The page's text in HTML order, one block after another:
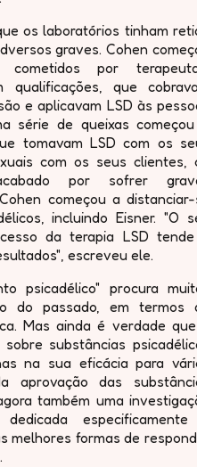
os laboratórios tinham
graves. Cohen
por
qualificações, que
e aplicavam LSD às
série de queixas
tomavam LSD com os
com os seus clientes,
por sofrer
começou a
incluindo Eisner. "O
da terapia LSD
escreveu ele.
psicadélico" procura
do passado, em termos
Mas ainda é verdade
substâncias
na sua eficácia para
aprovação das
também uma
melhores formas de